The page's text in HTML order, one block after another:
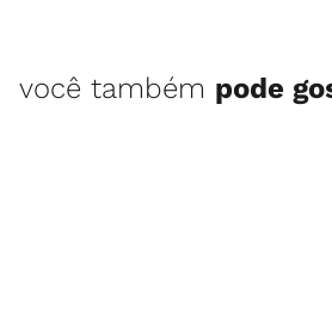
você também pode